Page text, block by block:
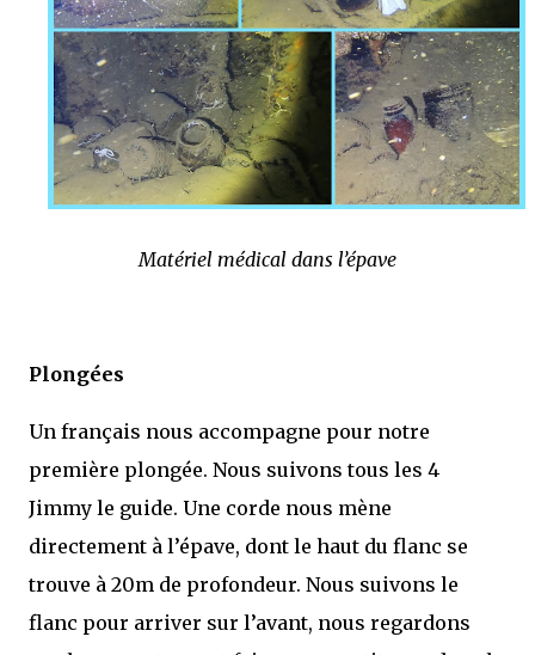
Matériel médical dans l’épave
Plongées
Un français nous accompagne pour notre
première plongée. Nous suivons tous les 4
Jimmy le guide. Une corde nous mène
directement à l’épave, dont le haut du flanc se
trouve à 20m de profondeur. Nous suivons le
flanc pour arriver sur l’avant, nous regardons